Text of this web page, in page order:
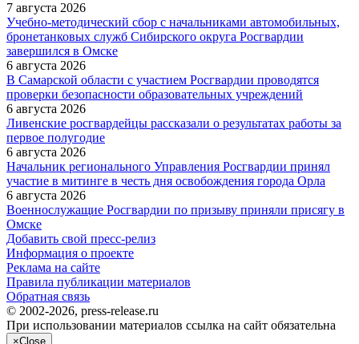
7 августа 2026
Учебно-методический сбор с начальниками автомобильных,
бронетанковых служб Сибирского округа Росгвардии
завершился в Омске
6 августа 2026
В Самарской области с участием Росгвардии проводятся
проверки безопасности образовательных учреждений
6 августа 2026
Ливенские росгвардейцы рассказали о результатах работы за
первое полугодие
6 августа 2026
Начальник регионального Управления Росгвардии принял
участие в митинге в честь дня освобождения города Орла
6 августа 2026
Военнослужащие Росгвардии по призыву приняли присягу в
Омске
Добавить свой пресс-релиз
Информация о проекте
Реклама на сайте
Правила публикации материалов
Обратная связь
© 2002-2026, press-release.ru
При использовании материалов ссылка на сайт обязательна
×Close